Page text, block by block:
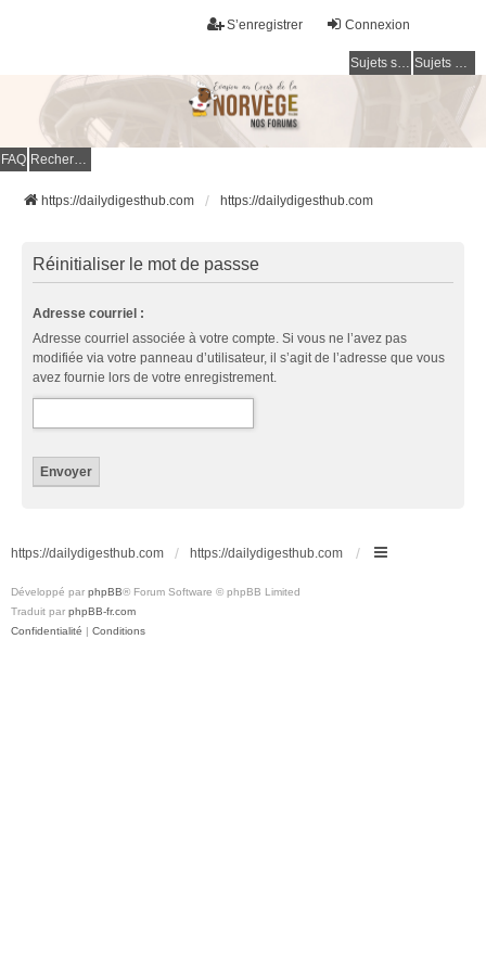
Connexion
S’enregistrer
Sujets sans réponse Sujets actifs
FAQ Rechercher
https://dailydigesthub.com https://dailydigesthub.com
Réinitialiser le mot de passse
Adresse courriel :
Adresse courriel associée à votre compte. Si vous ne l’avez pas
modifiée via votre panneau d’utilisateur, il s’agit de l’adresse que vous
avez fournie lors de votre enregistrement.
https://dailydigesthub.com https://dailydigesthub.com
Développé par phpBB® Forum Software © phpBB Limited
Traduit par phpBB-fr.com
Confidentialité | Conditions